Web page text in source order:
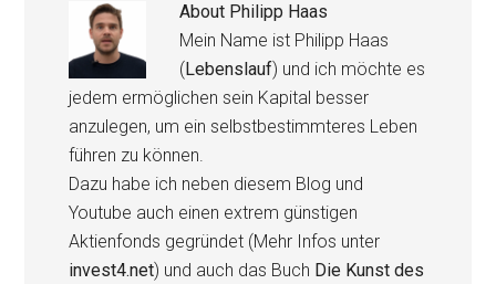
About Philipp Haas
Mein Name ist Philipp Haas
(Lebenslauf) und ich möchte es
jedem ermöglichen sein Kapital besser
anzulegen, um ein selbstbestimmteres Leben
führen zu können.
Dazu habe ich neben diesem Blog und
Youtube auch einen extrem günstigen
Aktienfonds gegründet (Mehr Infos unter
invest4.net) und auch das Buch Die Kunst des